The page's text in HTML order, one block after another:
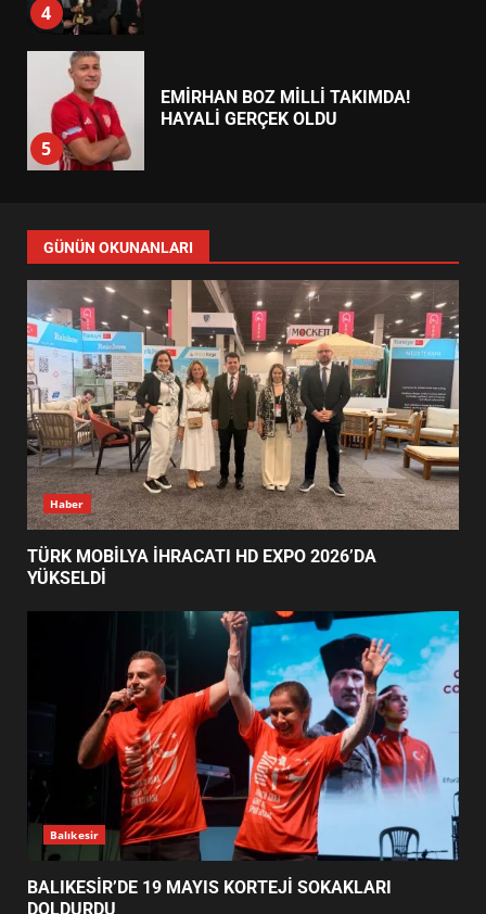
4
5
EMİRHAN BOZ MİLLİ TAKIMDA!
HAYALİ GERÇEK OLDU
6
EDREMİT’TE 19 MAYIS COŞKUSU
MEYDANLARA TAŞTI
7
EDREMİT BELEDİYESİ BAYRAM
SEFERBERLİĞİ: TÜM İLÇE
HAZIRLANIYOR
1
TÜRK MOBİLYA İHRACATI HD
EXPO 2026’DA YÜKSELDİ
BALIKESİR’DE 19 MAYIS KORTEJİ
SOKAKLARI DOLDURDU
3
SİBER VATAN’DA NEFES KESEN
YARI FİNAL! 24 GENÇ YARIŞTI
GÜNÜN OKUNANLARI
Haber
TÜRK MOBİLYA İHRACATI HD EXPO 2026’DA
YÜKSELDİ
Balıkesir
BALIKESİR’DE 19 MAYIS KORTEJİ SOKAKLARI
DOLDURDU